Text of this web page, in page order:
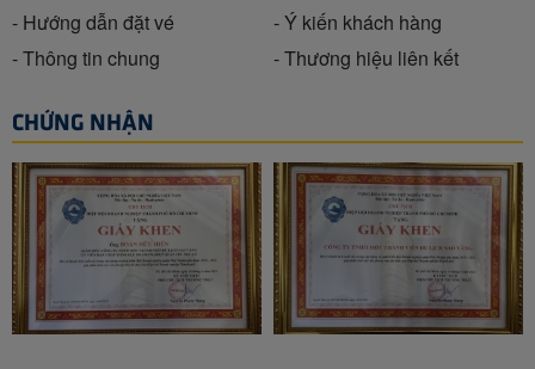
- Hướng dẫn đặt vé
- Ý kiến khách hàng
- Thông tin chung
- Thương hiệu liên kết
CHỨNG NHẬN